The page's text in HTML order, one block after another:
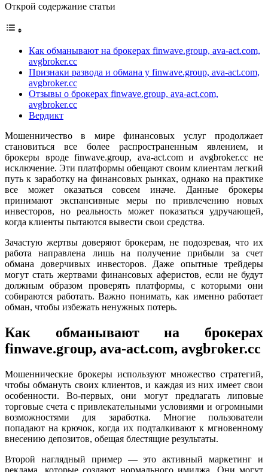
Открой содержание статьи
Как обманывают на брокерах finwave.group, ava-act.com,
avgbroker.cc
Признаки развода и обмана у finwave.group, ava-act.com,
avgbroker.cc
Отзывы о брокерах finwave.group, ava-act.com,
avgbroker.cc
Вердикт
Мошенничество в мире финансовых услуг продолжает
становиться все более распространенным явлением, и
брокеры вроде finwave.group, ava-act.com и avgbroker.cc не
исключение. Эти платформы обещают своим клиентам легкий
путь к заработку на финансовых рынках, однако на практике
все может оказаться совсем иначе. Данные брокеры
принимают экспансивные меры по привлечению новых
инвесторов, но реальность может показаться удручающей,
когда клиенты пытаются вывести свои средства.
Зачастую жертвы доверяют брокерам, не подозревая, что их
работа направлена лишь на получение прибыли за счет
обмана доверчивых инвесторов. Даже опытные трейдеры
могут стать жертвами финансовых аферистов, если не будут
должным образом проверять платформы, с которыми они
собираются работать. Важно понимать, как именно работает
обман, чтобы избежать ненужных потерь.
Как обманывают на брокерах
finwave.group, ava-act.com, avgbroker.cc
Мошеннические брокеры используют множество стратегий,
чтобы обмануть своих клиентов, и каждая из них имеет свои
особенности. Во-первых, они могут предлагать липовые
торговые счета с привлекательными условиями и огромными
возможностями для заработка. Многие пользователи
попадают на крючок, когда их подталкивают к мгновенному
внесению депозитов, обещая блестящие результаты.
Второй наглядный пример — это активный маркетинг и
реклама, которые создают нормального имиджа. Они могут